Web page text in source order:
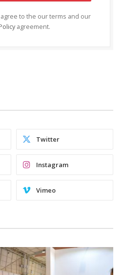
to the our terms and our
agreement.
Twitter
Instagram
Vimeo